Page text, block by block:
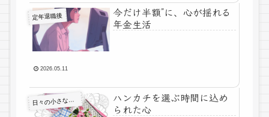
定年退職後
今だけ半額”に、心が揺れる
年金生活
2026.05.11
日
々の小さな幸せ
ハンカチを選ぶ時間に込め
られた心